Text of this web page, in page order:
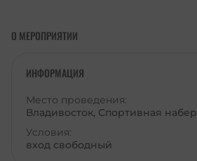
О МЕРОПРИЯТИИ
ИНФОРМАЦИЯ
Место проведения:
Владивосток, Спортивная
Условия:
вход свободный